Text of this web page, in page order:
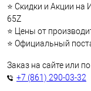
⭐ Скидки и Акции на
65Z
⭐ Цены от
⭐ Официальный
Заказ на сайте или
+7 (861) 290-03-32